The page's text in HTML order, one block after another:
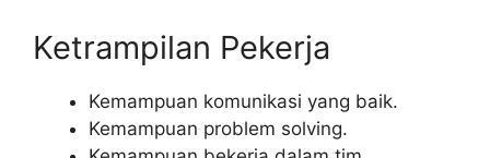
Ketrampilan Pekerja
Kemampuan komunikasi yang baik.
Kemampuan problem solving.